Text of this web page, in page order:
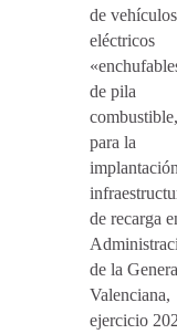
de vehículos
eléctricos
de pila
para la
de recarga
de la
Valenciana,
ejercicio